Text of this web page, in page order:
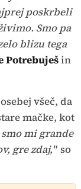
poskrbeli
Smo pa
blizu tega
Potrebuješin
všeč, da
mačke, kot
smo mi grande
gre zdaj," so